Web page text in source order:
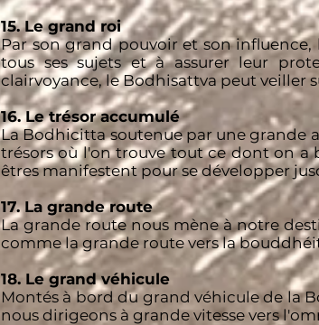
15. Le grand roi
Par son grand pouvoir et son
tous ses sujets et à assurer leur
clairvoyance, le Bodhisattva peut veiller
16. Le trésor accumulé
La Bodhicitta soutenue par une grande
trésors où l'on trouve tout ce dont on a
êtres manifestent pour se développer
17. La grande route
La grande route nous mène à notre
comme la grande route vers la
18. Le grand véhicule
Montés à bord du grand véhicule de la
nous dirigeons à grande vitesse vers